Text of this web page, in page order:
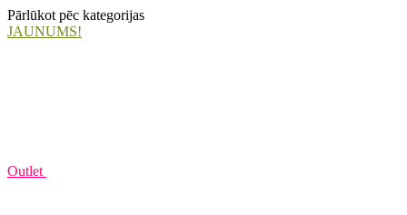
Pārlūkot pēc kategorijas
JAUNUMS!
Outlet